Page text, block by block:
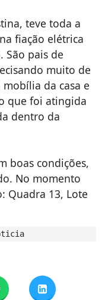
teve toda a
fiação elétrica
São pais de
muito de
da casa e
que foi atingida
dentro da
boas condições,
No momento
Quadra 13, Lote